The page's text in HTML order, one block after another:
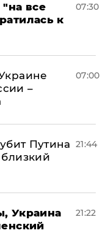
"на все
к
07:30
–
07:00
Путина 21:44
Украина
21:22